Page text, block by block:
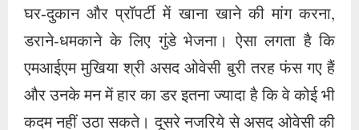
घर-दुकान और प्रॉपर्टी में खाना खाने की मांग करना,
डराने-धमकाने के लिए गुंडे भेजना। ऐसा लगता है कि
एमआईएम मुखिया श्री असद ओवेसी बुरी तरह फंस गए हैं
और उनके मन में हार का डर इतना ज्यादा है कि वे कोई भी
कदम नहीं उठा सकते। दूसरे नजरिये से असद ओवेसी की